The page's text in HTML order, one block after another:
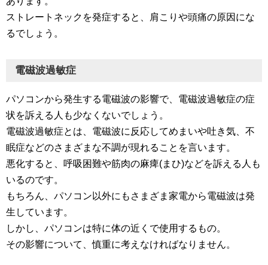
ストレートネックを発症すると、肩こりや頭痛の原因にな
るでしょう。
電磁波過敏症
パソコンから発生する電磁波の影響で、電磁波過敏症の症
状を訴える人も少なくないでしょう。
電磁波過敏症とは、電磁波に反応してめまいや吐き気、不
眠症などのさまざまな不調が現れることを言います。
悪化すると、呼吸困難や筋肉の麻痺(まひ)などを訴える人も
いるのです。
もちろん、パソコン以外にもさまざま家電から電磁波は発
生しています。
しかし、パソコンは特に体の近くで使用するもの。
その影響について、慎重に考えなければなりません。